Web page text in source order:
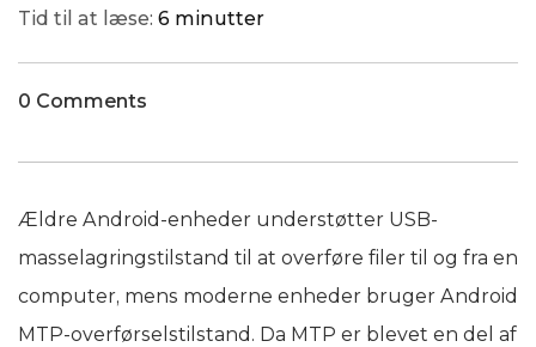
Tid til at læse: 6 minutter
0 Comments
Ældre Android-enheder understøtter USB-
masselagringstilstand til at overføre filer til og fra en
computer, mens moderne enheder bruger Android
MTP-overførselstilstand. Da MTP er blevet en del af